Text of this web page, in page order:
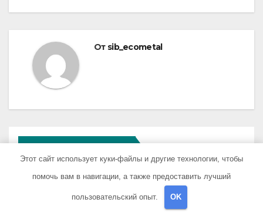
От sib_ecometal
ПОХОЖАЯ ЗАПИСЬ
Этот сайт использует куки-файлы и другие технологии, чтобы
помочь вам в навигации, а также предоставить лучший
пользовательский опыт. OK